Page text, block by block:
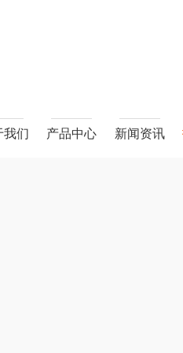
我们 产品中心 新闻资讯